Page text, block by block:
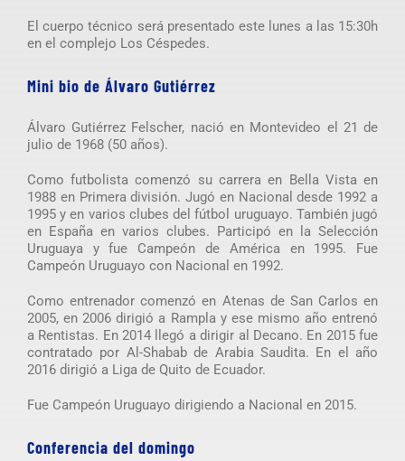
El cuerpo técnico será presentado este lunes a las 15:30h
en el complejo Los Céspedes.
Mini bio de Álvaro Gutiérrez
Álvaro Gutiérrez Felscher, nació en Montevideo el 21 de
julio de 1968 (50 años).
Como futbolista comenzó su carrera en Bella Vista en
1988 en Primera división. Jugó en Nacional desde 1992 a
1995 y en varios clubes del fútbol uruguayo. También jugó
en España en varios clubes. Participó en la Selección
Uruguaya y fue Campeón de América en 1995. Fue
Campeón Uruguayo con Nacional en 1992.
Como entrenador comenzó en Atenas de San Carlos en
2005, en 2006 dirigió a Rampla y ese mismo año entrenó
a Rentistas. En 2014 llegó a dirigir al Decano. En 2015 fue
contratado por Al-Shabab de Arabia Saudita. En el año
2016 dirigió a Liga de Quito de Ecuador.
Fue Campeón Uruguayo dirigiendo a Nacional en 2015.
Conferencia del domingo